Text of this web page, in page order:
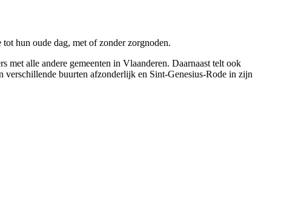
hun oude dag, met of zonder zorgnoden.
met alle andere gemeenten in Vlaanderen. Daarnaast telt ook
verschillende buurten afzonderlijk en Sint-Genesius-Rode in zijn